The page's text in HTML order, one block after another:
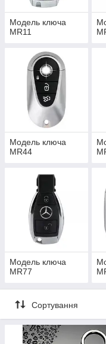
Модель ключа
MR11
Модель ключа
MR44
Модель ключа
MR77
Сортування